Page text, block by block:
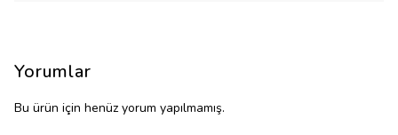
Yorumlar
Bu ürün için henüz yorum yapılmamış.